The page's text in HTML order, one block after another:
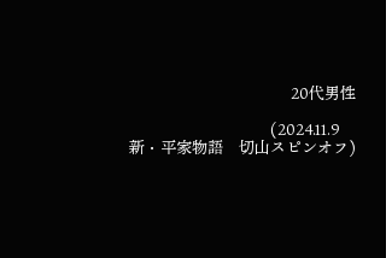
20代男性
(2024.11.9
新・平家物語 切山スピンオフ)